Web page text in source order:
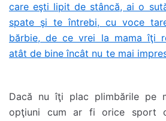
care eşti lipit de stâncă, ai o
spate şi te întrebi, cu voce
bărbie, de ce vrei la mama îţi
atât de bine încât nu te mai
Dacă nu îţi plac plimbările pe
opţiuni cum ar fi orice sport